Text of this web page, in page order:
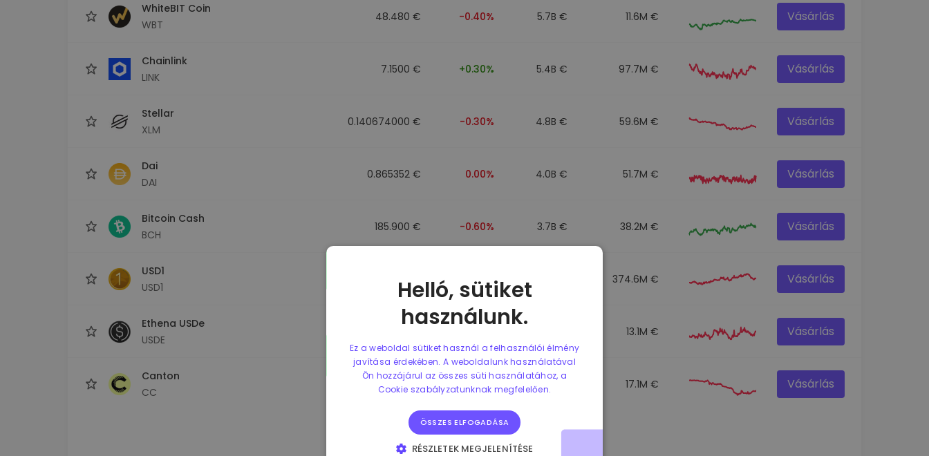
WhiteBIT Coin
WBT
48.480 € -0.40% 5.7B € 11.6M € Vásárlás
Chainlink
LINK
7.1500 € +0.30% 5.4B € 97.7M € Vásárlás
Stellar
XLM
0.140674000 € -0.30% 4.8B € 59.6M € Vásárlás
Dai
DAI
0.865352 € 0.00% 4.0B € 51.7M € Vásárlás
Bitcoin Cash
BCH
185.900 € -0.60% 3.7B € 38.2M € Vásárlás
USD1
USD1
0.00% 374.6M € Vásárlás
Ethena USDe
USDE
13.1M € Vásárlás
Canton
CC
0.083269000 € +4.90% 3.3B € 17.1M € Vásárlás
Helló, sütiket
használunk.
Ez a weboldal sütiket használ a felhasználói élmény
javítása érdekében. A weboldalunk használatával
Ön hozzájárul az összes süti használatához, a
Cookie szabályzatunknak megfelelően.
ÖSSZES ELFOGADÁSA
RÉSZLETEK MEGJELENÍTÉSE